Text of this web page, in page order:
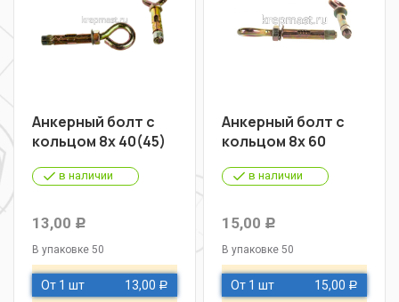
Анкерный болт с
кольцом 8х 40(45)
в наличии
13,00 Р
В упаковке 50
От 1 шт 13,00 Р
Анкерный болт с
кольцом 8х 60
в наличии
15,00 Р
В упаковке 50
От 1 шт 15,00 Р